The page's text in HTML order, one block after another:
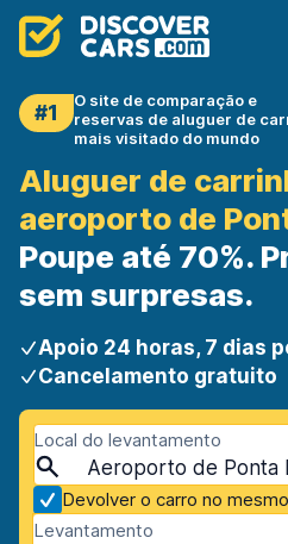
#1
O site de comparação e
reservas de aluguer de
mais visitado do mundo
Aluguer de
aeroporto de
Poupe até 70%.
sem surpresas.
Apoio 24 horas, 7 dias
Cancelamento gratuito
Local do levantamento
Devolver o carro no
Levantamento